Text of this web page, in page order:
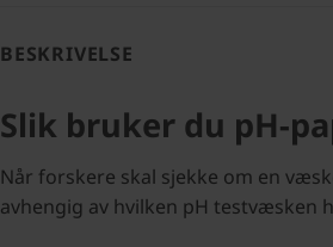
BESKRIVELSE
Slik bruker du pH-
Når forskere skal sjekke om en
avhengig av hvilken pH testvæsken